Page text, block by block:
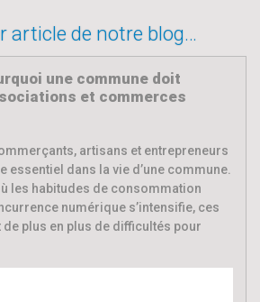
article de notre blog…
une commune doit
et commerces
artisans et entrepreneurs
essentiel dans la vie d’une commune.
les habitudes de consommation
numérique s’intensifie, ces
plus en plus de difficultés pour